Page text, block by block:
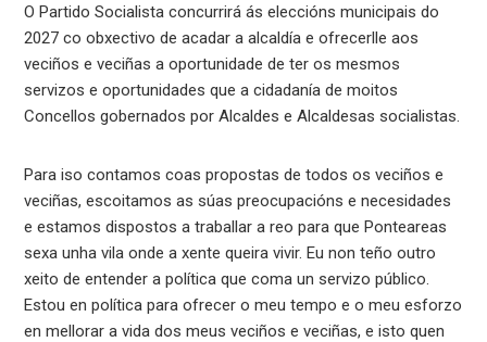
O Partido Socialista concurrirá ás eleccións municipais do
2027 co obxectivo de acadar a alcaldía e ofrecerlle aos
veciños e veciñas a oportunidade de ter os mesmos
servizos e oportunidades que a cidadanía de moitos
Concellos gobernados por Alcaldes e Alcaldesas socialistas.
Para iso contamos coas propostas de todos os veciños e
veciñas, escoitamos as súas preocupacións e necesidades
e estamos dispostos a traballar a reo para que Ponteareas
sexa unha vila onde a xente queira vivir. Eu non teño outro
xeito de entender a política que coma un servizo público.
Estou en política para ofrecer o meu tempo e o meu esforzo
en mellorar a vida dos meus veciños e veciñas, e isto quen